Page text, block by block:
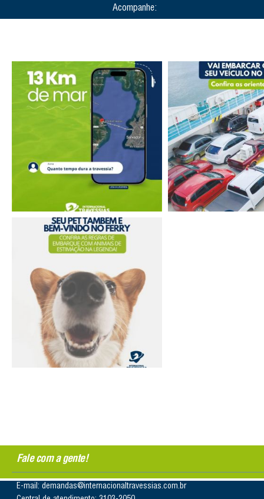
Acompanhe:
Fale com a gente!
E-mail: demandas@internacionaltravessias.com.br